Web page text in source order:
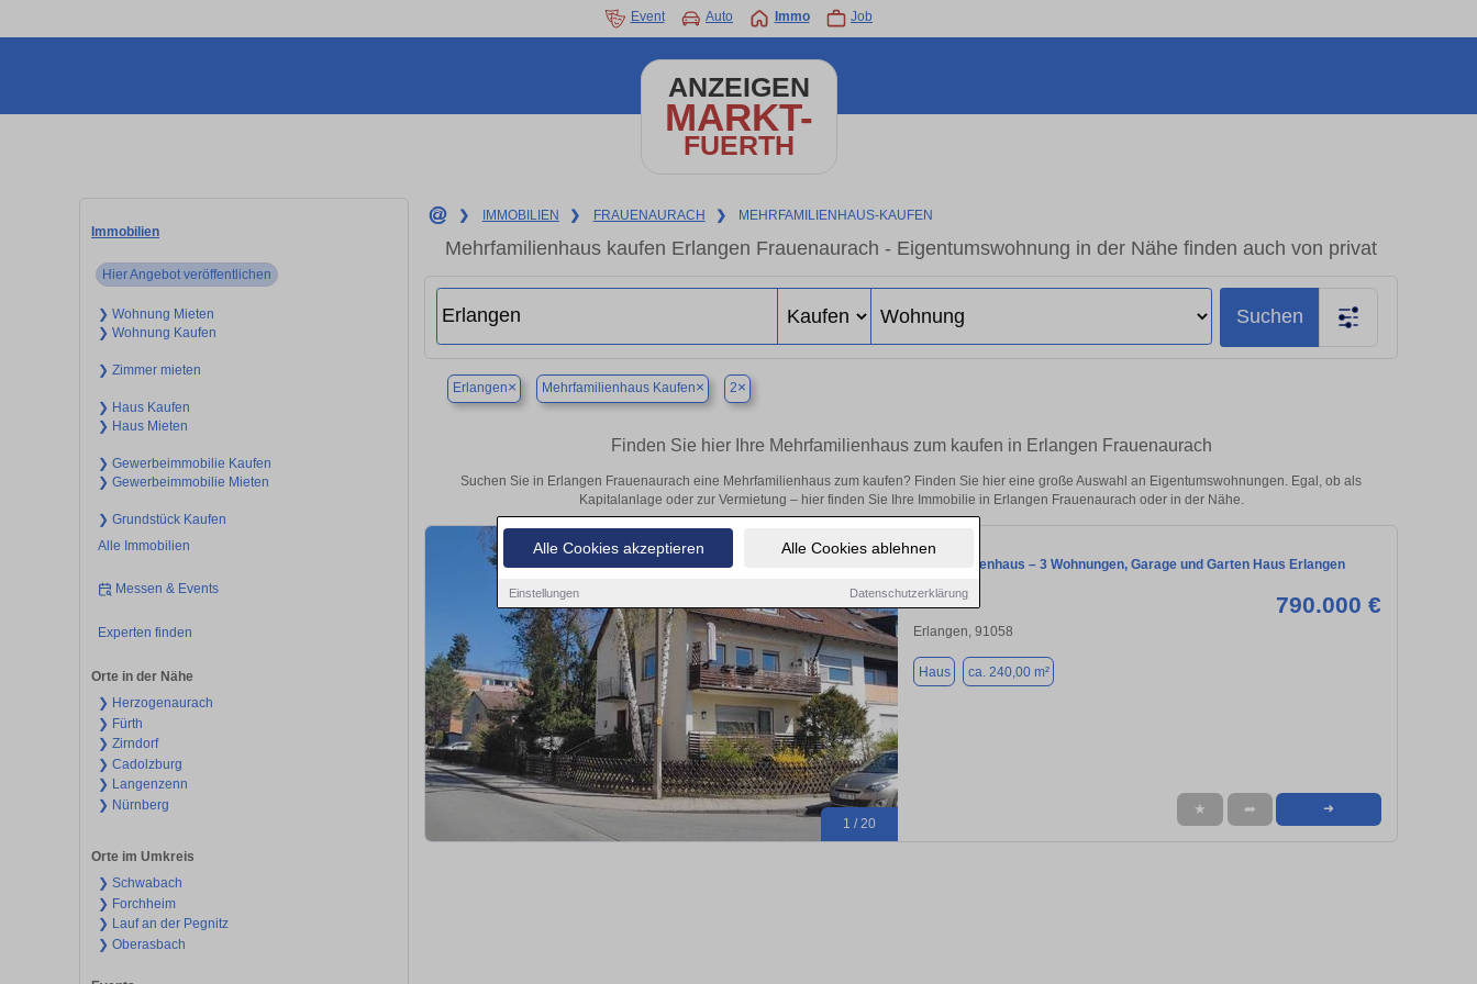
Alle Cookies akzeptieren Alle Cookies ablehnen
Einstellungen Datenschutzerklärung
Event Auto Immo Job
ANZEIGEN
MARKT-
FUERTH
Immobilien
Hier Angebot veröffentlichen
❯ Wohnung Mieten
❯ Wohnung Kaufen
❯ Zimmer mieten
❯ Haus Kaufen
❯ Haus Mieten
❯ Gewerbeimmobilie Kaufen
❯ Gewerbeimmobilie Mieten
❯ Grundstück Kaufen
Alle Immobilien
Messen & Events
Experten finden
Orte in der Nähe
❯ Herzogenaurach
❯ Fürth
❯ Zirndorf
❯ Cadolzburg
❯ Langenzenn
❯ Nürnberg
Orte im Umkreis
❯ Schwabach
❯ Forchheim
❯ Lauf an der Pegnitz
❯ Oberasbach
❯ IMMOBILIEN ❯ FRAUENAURACH ❯ MEHRFAMILIENHAUS-KAUFEN
Mehrfamilienhaus kaufen Erlangen Frauenaurach - Eigentumswohnung in der Nähe finden auch von privat
Suchen
Erlangen× Mehrfamilienhaus Kaufen× 2×
Finden Sie hier Ihre Mehrfamilienhaus zum kaufen in Erlangen Frauenaurach
Suchen Sie in Erlangen Frauenaurach eine Mehrfamilienhaus zum kaufen? Finden Sie hier eine große Auswahl an Eigentumswohnungen. Egal, ob als
Kapitalanlage oder zur Vermietung – hier finden Sie Ihre Immobilie in Erlangen Frauenaurach oder in der Nähe.
1 / 20
Mehrfamilienhaus – 3 Wohnungen, Garage und Garten Haus Erlangen
790.000 €
Erlangen, 91058
Haus ca. 240,00 m²
★ ➦ ➜